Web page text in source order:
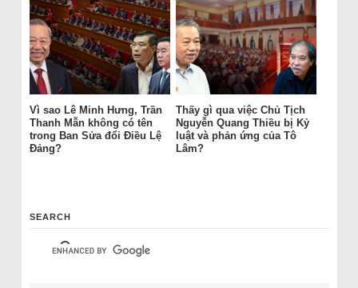
Vì sao Lê Minh Hưng, Trần
Thanh Mẫn không có tên
trong Ban Sửa đổi Điều Lệ
Đảng?
Thấy gì qua việc Chủ Tịch
Nguyễn Quang Thiều bị Kỷ
luật và phản ứng của Tô
Lâm?
SEARCH